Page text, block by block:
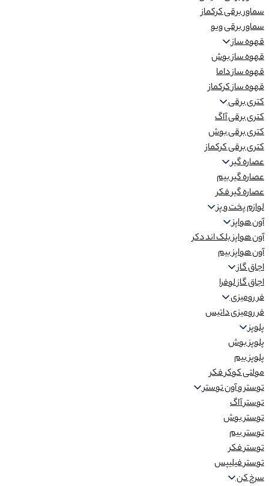
سماور برقی کرکماز
سماور برقی ویو
قهوه ساز
قهوه ساز بوش
قهوه ساز داما
قهوه ساز کرکماز
کتری برقی
کتری برقی آاگ
کتری برقی بوش
کتری برقی کرکماز
عصاره گیر
عصاره گیر بیم
عصاره گیر فکر
لوازم پخت و پز
آون هواپز
آون هواپز بلک اند دکر
آون هواپز بیم
اجاق گاز
اجاق گاز لوفرا
فر رومیزی
فر رومیزی داتیس
پلوپز
پلوپز بوش
پلوپز بیم
مولتی کوکر فکر
توستر و آون توستر
توستر آاگ
توستر بوش
توستر بیم
توستر فکر
توستر فیلیپس
سرخ کن